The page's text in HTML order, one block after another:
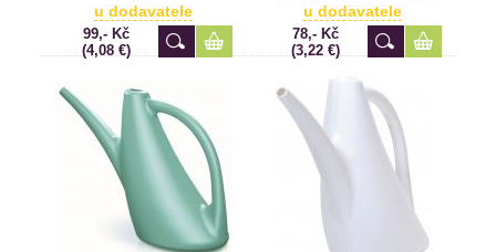
u dodavatele
99,- Kč
(4,08 €)
nalévání vody, mix barev,
vyrobeno v EU
u dodavatele
78,- Kč
(3,22 €)